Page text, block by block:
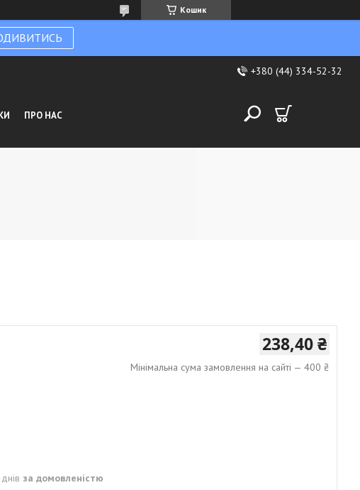
Кошик
+380 (44) 334-52-32
ПРО НАС
238,40 ₴
Мінімальна сума замовлення на сайті — 400 ₴
за домовленістю